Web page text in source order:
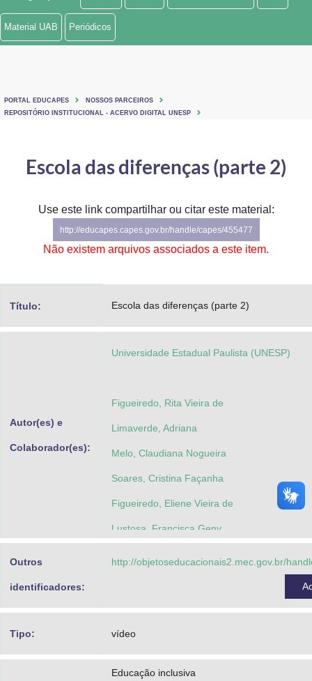
Ministério de Minas e Energia
Ministério do Turismo
Controladoria-Geral da União
Advocacia-Geral da União
Material UAB Periódicos
PORTAL EDUCAPES
NOSSOS PARCEIROS
REPOSITÓRIO INSTITUCIONAL - ACERVO DIGITAL UNESP
Escola das diferenças (parte 2)
Use este link compartilhar ou citar este material:
http://educapes.capes.gov.br/handle/capes/455477
Não existem arquivos associados a este item.
Título: Escola das diferenças (parte 2)
Autor(es) e
Colaborador(es):
Universidade Estadual Paulista (UNESP)
Figueiredo, Rita Vieira de
Limaverde, Adriana
Melo, Claudiana Nogueira
Soares, Cristina Façanha
Figueiredo, Eliene Vieira de
Lustosa, Francisca Geny
Silveira, Selene Penaforte
Outros
identificadores:
http://objetoseducacionais2.mec.gov.br/
Tipo: vídeo
Educação inclusiva